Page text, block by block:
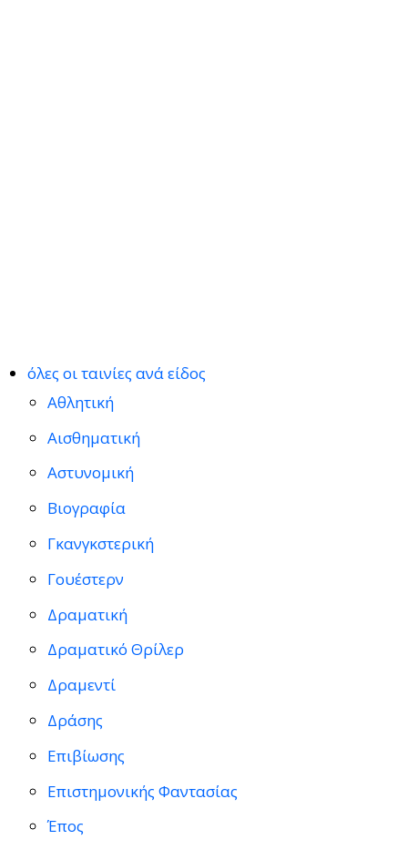
όλες οι ταινίες ανά είδος
Αθλητική
Αισθηματική
Αστυνομική
Βιογραφία
Γκανγκστερική
Γουέστερν
Δραματική
Δραματικό Θρίλερ
Δραμεντί
Δράσης
Επιβίωσης
Επιστημονικής Φαντασίας
Έπος